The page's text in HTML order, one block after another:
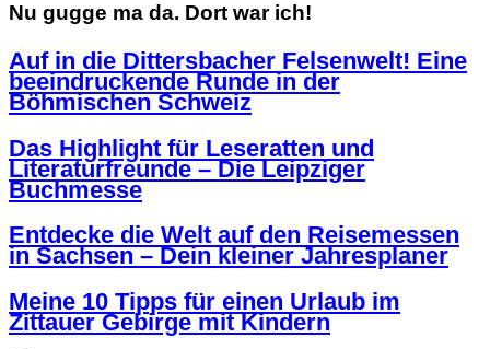
Nu gugge ma da. Dort war ich!
Auf in die Dittersbacher Felsenwelt! Eine
beeindruckende Runde in der
Böhmischen Schweiz
Das Highlight für Leseratten und
Literaturfreunde – Die Leipziger
Buchmesse
Entdecke die Welt auf den Reisemessen
in Sachsen – Dein kleiner Jahresplaner
Meine 10 Tipps für einen Urlaub im
Zittauer Gebirge mit Kindern